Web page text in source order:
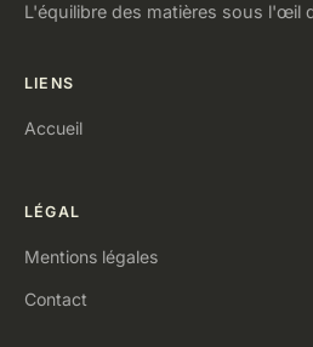
L'équilibre des matières sous l'œil
LIENS
Accueil
LÉGAL
Mentions légales
Contact